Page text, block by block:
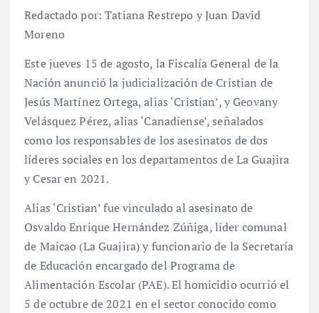
Redactado por: Tatiana Restrepo y Juan David
Moreno
Este jueves 15 de agosto, la Fiscalía General de la
Nación anunció la judicialización de Cristian de
Jesús Martínez Ortega, alias ‘Cristian’, y Geovany
Velásquez Pérez, alias ‘Canadiense’, señalados
como los responsables de los asesinatos de dos
líderes sociales en los departamentos de La Guajira
y Cesar en 2021.
Alias ‘Cristian’ fue vinculado al asesinato de
Osvaldo Enrique Hernández Zúñiga, líder comunal
de Maicao (La Guajira) y funcionario de la Secretaría
de Educación encargado del Programa de
Alimentación Escolar (PAE). El homicidio ocurrió el
5 de octubre de 2021 en el sector conocido como